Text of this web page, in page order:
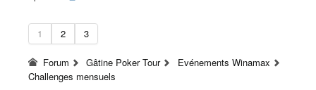
1 2 3
Forum Gâtine Poker Tour
Evénements Winamax
Challenges mensuels